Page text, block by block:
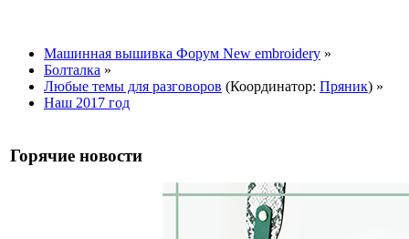
Машинная вышивка Форум New embroidery »
Болталка »
Любые темы для разговоров (Координатор: Пряник) »
Наш 2017 год
Горячие новости